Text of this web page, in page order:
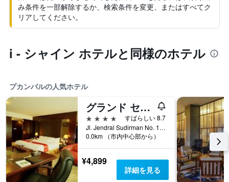
み条件を一部解除するか、検索条件を変更、またはすべてク
リアしてください。
i - シャイン ホテルと同様のホテル
プカンバルの人気ホテル
グランド セントラル ホテル プカンバル
4つ星
すばらしい 8.7
Jl. Jendral Sudirman No. 1, プカンバル, インドネシア
0.0km （市内中心部から）
¥4,899
詳細を見る